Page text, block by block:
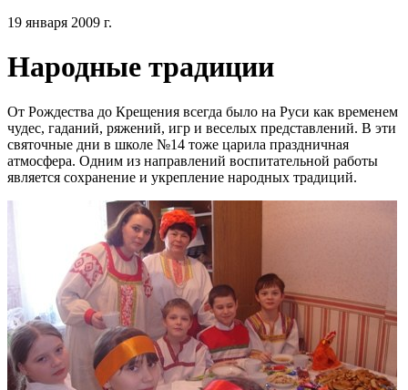
19 января 2009 г.
Народные традиции
От Рождества до Крещения всегда было на Руси как временем
чудес, гаданий, ряжений, игр и веселых представлений. В эти
святочные дни в школе №14 тоже царила праздничная
атмосфера. Одним из направлений воспитательной работы
является сохранение и укрепление народных традиций.